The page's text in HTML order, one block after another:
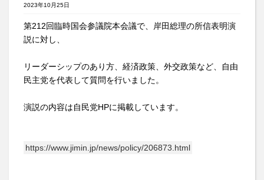
2023年10月25日
第212回臨時国会参議院本会議で、岸田総理の所信表明演
説に対し、
リーダーシップのあり方、経済政策、外交政策など、自由
民主党を代表して質問を行いました。
演説の内容は自民党HPに掲載しています。
https://www.jimin.jp/news/policy/206873.html